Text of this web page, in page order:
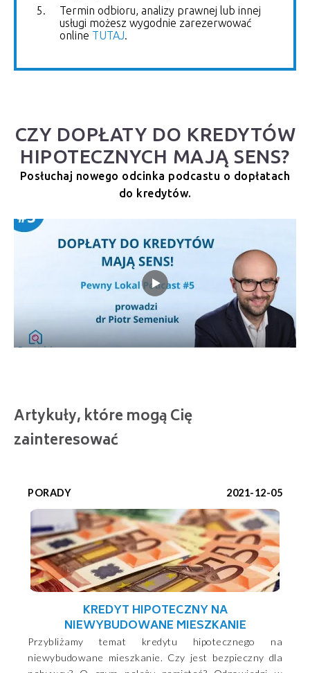
Termin odbioru, analizy prawnej lub innej
usługi możesz wygodnie zarezerwować
online TUTAJ.
CZY DOPŁATY DO KREDYTÓW
HIPOTECZNYCH MAJĄ SENS?
Posłuchaj nowego odcinka podcastu o dopłatach
do kredytów.
Artykuły, które mogą Cię
zainteresować
PORADY 2021-12-05
KREDYT HIPOTECZNY NA
NIEWYBUDOWANE MIESZKANIE
Przybliżamy temat kredytu hipotecznego na
niewybudowane mieszkanie. Czy jest bezpieczny dla